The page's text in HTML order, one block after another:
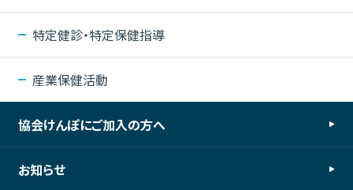
特定健診・特定保健指導
産業保健活動
協会けんぽにご加入の方へ
お知らせ